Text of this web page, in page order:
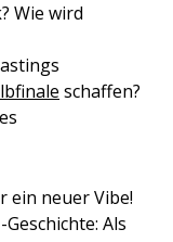
Wie wird
schaffen?
ein neuer Vibe!
Als